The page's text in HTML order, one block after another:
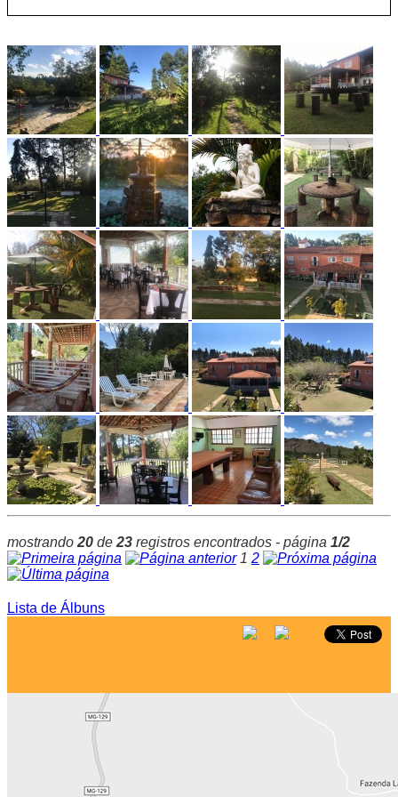
mostrando 20 de 23 registros encontrados - página 1/2
1 2
Lista de Álbuns